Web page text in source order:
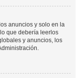
anuncios y solo en la
que debería leerlos
y anuncios, los